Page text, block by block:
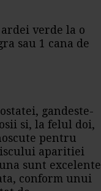
verde la o
sau 1 cana de
gandeste-
si, la felul doi,
pentru
aparitiei
sunt excelente
conform unui